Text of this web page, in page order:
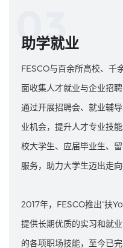
03
助学就业
FESCO与百余所高校、千
面收集人才就业与企业招
通过开展招聘会、就业辅
业机会，提升人才专业技
校大学生、应届毕业生、
服务，助力大学生迈出走向
2017年，FESCO推出“扶
提供长期优质的实习和就
的各项职场技能，至今已